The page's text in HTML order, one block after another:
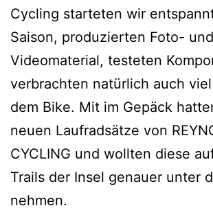
Cycling starteten wir
Saison, produzierten Foto- und
Videomaterial, testeten
verbrachten natürlich auch
dem Bike. Mit im Gepäck
neuen Laufradsätze von
CYCLING und wollten diese
Trails der Insel genauer unter
nehmen.